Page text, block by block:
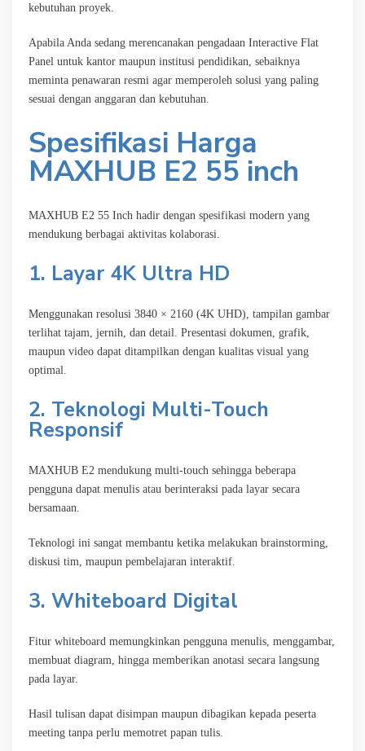
kebutuhan proyek.
Apabila Anda sedang merencanakan pengadaan Interactive Flat
Panel untuk kantor maupun institusi pendidikan, sebaiknya
meminta penawaran resmi agar memperoleh solusi yang paling
sesuai dengan anggaran dan kebutuhan.
Spesifikasi Harga
MAXHUB E2 55 inch
MAXHUB E2 55 Inch hadir dengan spesifikasi modern yang
mendukung berbagai aktivitas kolaborasi.
1. Layar 4K Ultra HD
Menggunakan resolusi 3840 × 2160 (4K UHD), tampilan gambar
terlihat tajam, jernih, dan detail. Presentasi dokumen, grafik,
maupun video dapat ditampilkan dengan kualitas visual yang
optimal.
2. Teknologi Multi-Touch
Responsif
MAXHUB E2 mendukung multi-touch sehingga beberapa
pengguna dapat menulis atau berinteraksi pada layar secara
bersamaan.
Teknologi ini sangat membantu ketika melakukan brainstorming,
diskusi tim, maupun pembelajaran interaktif.
3. Whiteboard Digital
Fitur whiteboard memungkinkan pengguna menulis, menggambar,
membuat diagram, hingga memberikan anotasi secara langsung
pada layar.
Hasil tulisan dapat disimpan maupun dibagikan kepada peserta
meeting tanpa perlu memotret papan tulis.